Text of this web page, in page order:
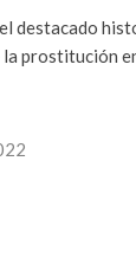
destacado
prostitución